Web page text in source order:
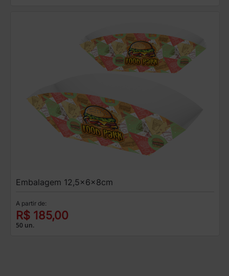
Embalagem 12,5x6x8cm
A partir de:
R$ 185,00
50 un.